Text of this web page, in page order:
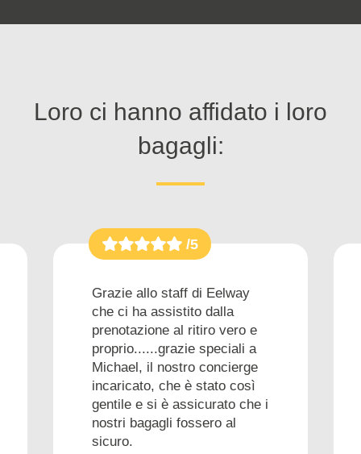
Loro ci hanno affidato i loro
bagagli:
/5
Grazie allo staff di Eelway
che ci ha assistito dalla
prenotazione al ritiro vero e
proprio......grazie speciali a
Michael, il nostro concierge
incaricato, che è stato così
gentile e si è assicurato che i
nostri bagagli fossero al
sicuro.